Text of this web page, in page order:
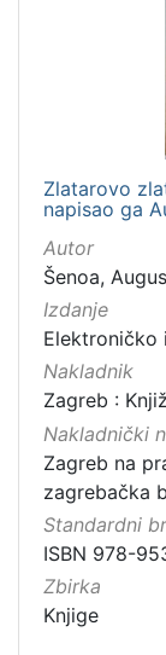
Zlatarovo
napisao ga
Autor
Šenoa,
Izdanje
Elektroničko
Nakladnik
Zagreb :
Nakladnički
Zagreb na
zagrebačka
Standardni
ISBN 978-
Zbirka
Knjige